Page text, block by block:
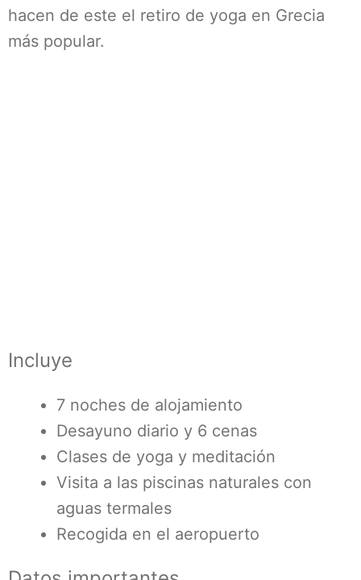
hacen de este el retiro de yoga en Grecia
más popular.
Incluye
7 noches de alojamiento
Desayuno diario y 6 cenas
Clases de yoga y meditación
Visita a las piscinas naturales con
aguas termales
Recogida en el aeropuerto